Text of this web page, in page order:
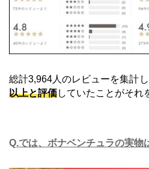
総計3,964人のレビューを集計し
以上と評価していたことがそれ
Q.では、ボナベンチュラの実物